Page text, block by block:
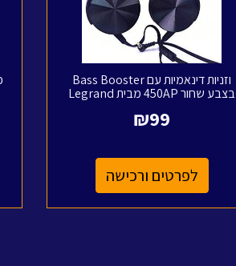
וזניות דינאמיות ‏עם Bass Booster
בצבע שחור 450AP מבית Legrand
₪99
לפרטים ורכישה